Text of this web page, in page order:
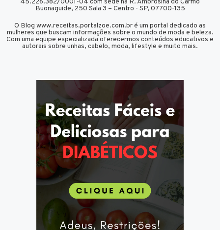
Buonaguide, 250 Sala 3 – Centro - SP, 07700-135
O Blog www.receitas.portalzoe.com.br é um portal dedicado as
mulheres que buscam informações sobre o mundo de moda e beleza.
Com uma equipe especializada oferecermos conteúdos educativos e
autorais sobre unhas, cabelo, moda, lifestyle e muito mais.